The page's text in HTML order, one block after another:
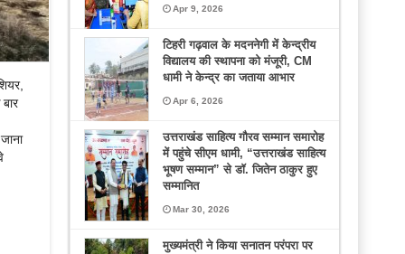
Apr 9, 2026
टिहरी गढ़वाल के मदननेगी में केन्द्रीय
विद्यालय की स्थापना को मंजूरी, CM
धामी ने केन्द्र का जताया आभार
Apr 6, 2026
उत्तराखंड साहित्य गौरव सम्मान समारोह
में पहुंचे सीएम धामी, “उत्तराखंड साहित्य
भूषण सम्मान” से डॉ. जितेन ठाकुर हुए
सम्मानित
Mar 30, 2026
मुख्यमंत्री ने किया सनातन परंपरा पर